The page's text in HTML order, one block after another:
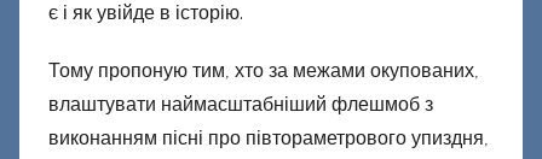
є і як увійде в історію.
Тому пропоную тим, хто за межами окупованих,
влаштувати наймасштабніший флешмоб з
виконанням пісні про півтораметрового упиздня,